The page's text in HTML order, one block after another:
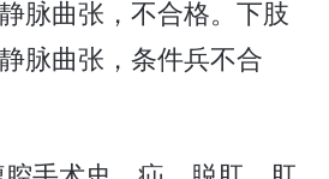
脉曲张，不合格。下肢
脉曲张，条件兵不合